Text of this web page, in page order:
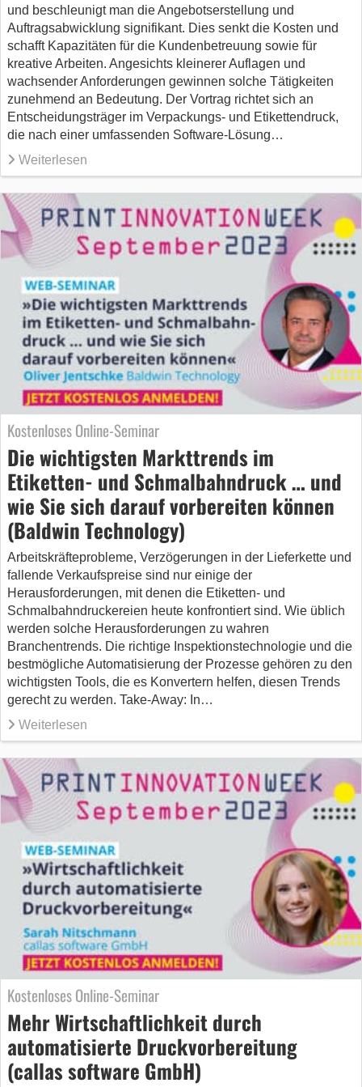
und beschleunigt man die Angebotserstellung und
Auftragsabwicklung signifikant. Dies senkt die Kosten und
schafft Kapazitäten für die Kundenbetreuung sowie für
kreative Arbeiten. Angesichts kleinerer Auflagen und
wachsender Anforderungen gewinnen solche Tätigkeiten
zunehmend an Bedeutung. Der Vortrag richtet sich an
Entscheidungsträger im Verpackungs- und Etikettendruck,
die nach einer umfassenden Software-Lösung…
Weiterlesen
Kostenloses Online-Seminar
Die wichtigsten Markttrends im
Etiketten- und Schmalbahndruck … und
wie Sie sich darauf vorbereiten können
(Baldwin Technology)
Arbeitskräfteprobleme, Verzögerungen in der Lieferkette und
fallende Verkaufspreise sind nur einige der
Herausforderungen, mit denen die Etiketten- und
Schmalbahndruckereien heute konfrontiert sind. Wie üblich
werden solche Herausforderungen zu wahren
Branchentrends. Die richtige Inspektionstechnologie und die
bestmögliche Automatisierung der Prozesse gehören zu den
wichtigsten Tools, die es Konvertern helfen, diesen Trends
gerecht zu werden. Take-Away: In…
Weiterlesen
Kostenloses Online-Seminar
Mehr Wirtschaftlichkeit durch
automatisierte Druckvorbereitung
(callas software GmbH)